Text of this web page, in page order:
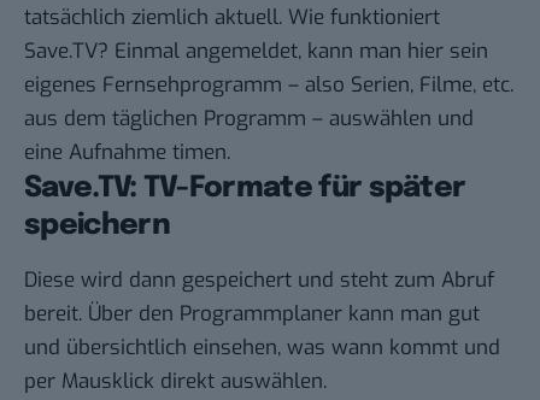
tatsächlich ziemlich aktuell. Wie funktioniert
Save.TV? Einmal angemeldet, kann man hier sein
eigenes Fernsehprogramm – also Serien, Filme, etc.
aus dem täglichen Programm – auswählen und
eine Aufnahme timen.
Save.TV: TV-Formate für später
speichern
Diese wird dann gespeichert und steht zum Abruf
bereit. Über den Programmplaner kann man gut
und übersichtlich einsehen, was wann kommt und
per Mausklick direkt auswählen.